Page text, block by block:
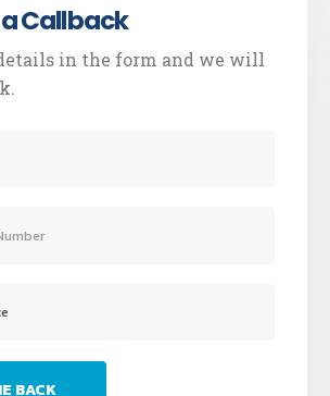
Callback
in the form and we will